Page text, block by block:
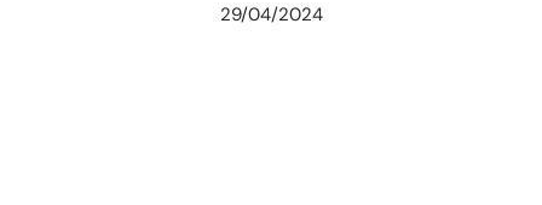
29/04/2024